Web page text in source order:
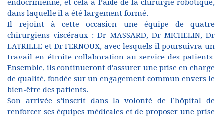
endocrinienne, et cela à l’aide de la chirurgie robotique,
dans laquelle il a été largement formé.
Il rejoint à cette occasion une équipe de quatre
chirurgiens viscéraux : Dr MASSARD, Dr MICHELIN, Dr
LATRILLE et Dr FERNOUX, avec lesquels il poursuivra un
travail en étroite collaboration au service des patients.
Ensemble, ils continueront d’assurer une prise en charge
de qualité, fondée sur un engagement commun envers le
bien-être des patients.
Son arrivée s’inscrit dans la volonté de l’hôpital de
renforcer ses équipes médicales et de proposer une prise